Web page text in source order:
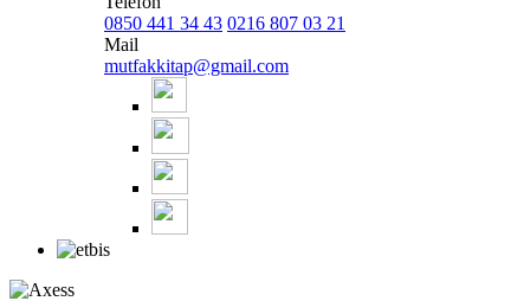
0850 441 34 43 0216 807 03 21
Mail
mutfakkitap@gmail.com